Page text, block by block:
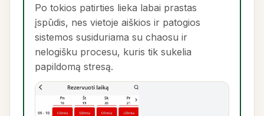
Po tokios patirties lieka labai prastas
įspūdis, nes vietoje aiškios ir patogios
sistemos susiduriama su chaosu ir
nelogišku procesu, kuris tik sukelia
papildomą stresą.